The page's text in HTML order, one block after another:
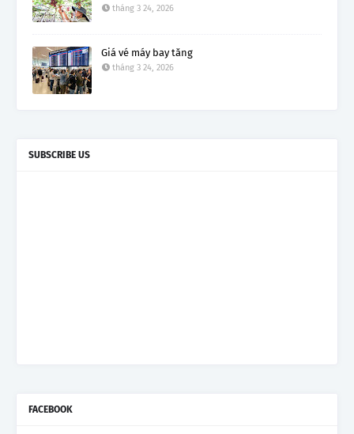
tháng 3 24, 2026
Giá vé máy bay tăng
tháng 3 24, 2026
SUBSCRIBE US
FACEBOOK